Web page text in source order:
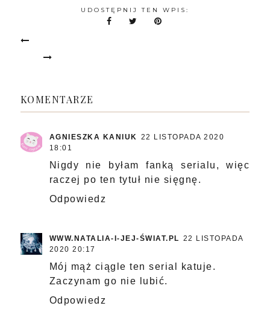
UDOSTĘPNIJ TEN WPIS:
KOMENTARZE
AGNIESZKA KANIUK 22 LISTOPADA 2020
18:01
Nigdy nie byłam fanką serialu, więc
raczej po ten tytuł nie sięgnę.
Odpowiedz
WWW.NATALIA-I-JEJ-ŚWIAT.PL 22 LISTOPADA
2020 20:17
Mój mąż ciągle ten serial katuje.
Zaczynam go nie lubić.
Odpowiedz